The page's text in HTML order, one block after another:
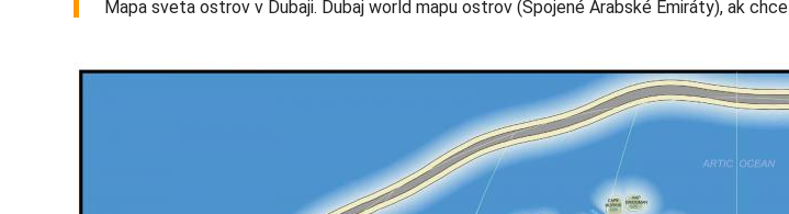
Mapa sveta ostrov v Dubaji. Dubaj world mapu ostrov (Spojené Arabské Emiráty), ak